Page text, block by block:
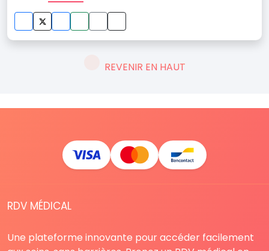
REVENIR EN HAUT
RDV MÉDICAL
Une plateforme innovante pour accéder facilement